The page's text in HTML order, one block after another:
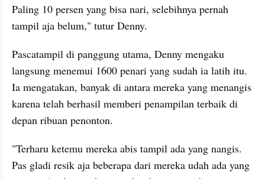
Paling 10 persen yang bisa nari, selebihnya pernah
tampil aja belum," tutur Denny.
Pascatampil di panggung utama, Denny mengaku
langsung menemui 1600 penari yang sudah ia latih itu.
Ia mengatakan, banyak di antara mereka yang menangis
karena telah berhasil memberi penampilan terbaik di
depan ribuan penonton.
"Terharu ketemu mereka abis tampil ada yang nangis.
Pas gladi resik aja beberapa dari mereka udah ada yang